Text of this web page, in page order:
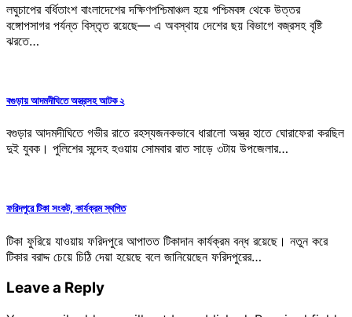
লঘুচাপের বর্ধিতাংশ বাংলাদেশের দক্ষিণপশ্চিমাঞ্চল হয়ে পশ্চিমবঙ্গ থেকে উত্তর
বঙ্গোপসাগর পর্যন্ত বিস্তৃত রয়েছে— এ অবস্থায় দেশের ছয় বিভাগে বজ্রসহ বৃষ্টি
ঝরতে…
বগুড়ায় আদমদীঘিতে অস্ত্রসহ আটক ২
বগুড়ার আদমদীঘিতে গভীর রাতে রহস্যজনকভাবে ধারালো অস্ত্র হাতে ঘোরাফেরা করছিল
দুই যুবক। পুলিশের সন্দেহ হওয়ায় সোমবার রাত সাড়ে ৩টায় উপজেলার…
ফরিদপুরে টিকা সংকট, কার্যক্রম স্থগিত
টিকা ফুরিয়ে যাওয়ায় ফরিদপুরে আপাতত টিকাদান কার্যক্রম বন্ধ রয়েছে। নতুন করে
টিকার বরাদ্দ চেয়ে চিঠি দেয়া হয়েছে বলে জানিয়েছেন ফরিদপুরের…
Leave a Reply